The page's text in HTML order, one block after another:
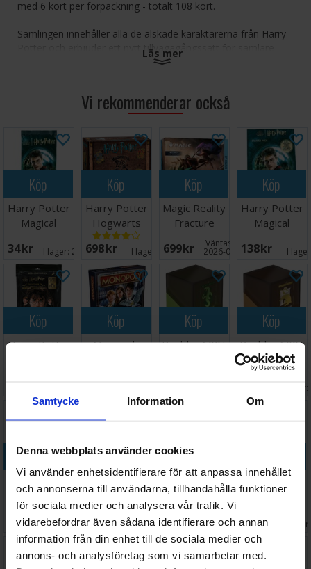
Samtycke Information Om
Denna webbplats använder cookies
Vi använder enhetsidentifierare för att anpassa innehållet
och annonserna till användarna, tillhandahålla funktioner
för sociala medier och analysera vår trafik. Vi
vidarebefordrar även sådana identifierare och annan
information från din enhet till de sociala medier och
annons- och analysföretag som vi samarbetar med.
med 6 kort per förpackning - totalt 108 kort.
Samlingen innehåller alla de älskade karaktärerna från Harry
Potter och erbjuder ett nytt tillvägagångssätt för samlare
med inspirerande kort att samla varje dag! Denna exklusiva
Utgivningsdatum: september 2024
Läs mer
Vi rekommenderar också
Köp
Harry Potter
Magical
Booster
34 SEK I lager: 20+
Köp
Harry Potter
Hogwarts
Battle
Brädspel
698 SEK I lager: 5
Köp
Magic Reality
Fracture
Bundle
699 SEK Väntas in:
2026-09-24
Köp
Harry Potter
Magical
Starter
138 SEK I
Köp
Harry Potter
Köp
Monopoly
Köp
Boulder 100+
Köp
Boulder 100+
Harry Potter
Hufflepuff
I lager:
Köp
Harry Potter
Hogwarts
Battle Dark
Arts
300 SEK Väntas in:
2026-09-30
Köp
Harry Potter
Talking
Sorting Hat -
41cm
1 058 SEKVäntas in:
2026-08-27
Köp
Boulder 100+
Harry Potter
Gryffindor
148 SEKI lager:20+
Monopoly
Deal Harry
Kortspill
103 SEK I